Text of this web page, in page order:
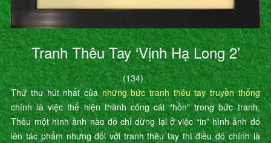
Tranh Thêu Tay ‘Vịnh Hạ Long 2’
(134)
Thứ thu hút nhất củanhững bức tranh thêu tay truyền thống
chính là việc thể hiện thành công cái “hồn” trong bức tranh.
Thêu một hình ảnh nào đó chỉ dừng lại ở việc “in” hình ảnh đó
lên tác phẩm nhưng đối với tranh thêu tay thì điều đó chính là